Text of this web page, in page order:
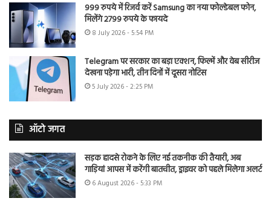
999 रुपये में रिजर्व करें Samsung का नया फोल्डेबल फोन,
मिलेंगे 2799 रुपये के फायदे
8 July 2026 - 5:54 PM
Telegram पर सरकार का बड़ा एक्शन, फिल्में और वेब सीरीज
देखना पड़ेगा भारी, तीन दिनों में दूसरा नोटिस
5 July 2026 - 2:25 PM
ऑटो जगत
सड़क हादसे रोकने के लिए नई तकनीक की तैयारी, अब
गाड़ियां आपस में करेंगी बातचीत, ड्राइवर को पहले मिलेगा अलर्ट
6 August 2026 - 5:33 PM